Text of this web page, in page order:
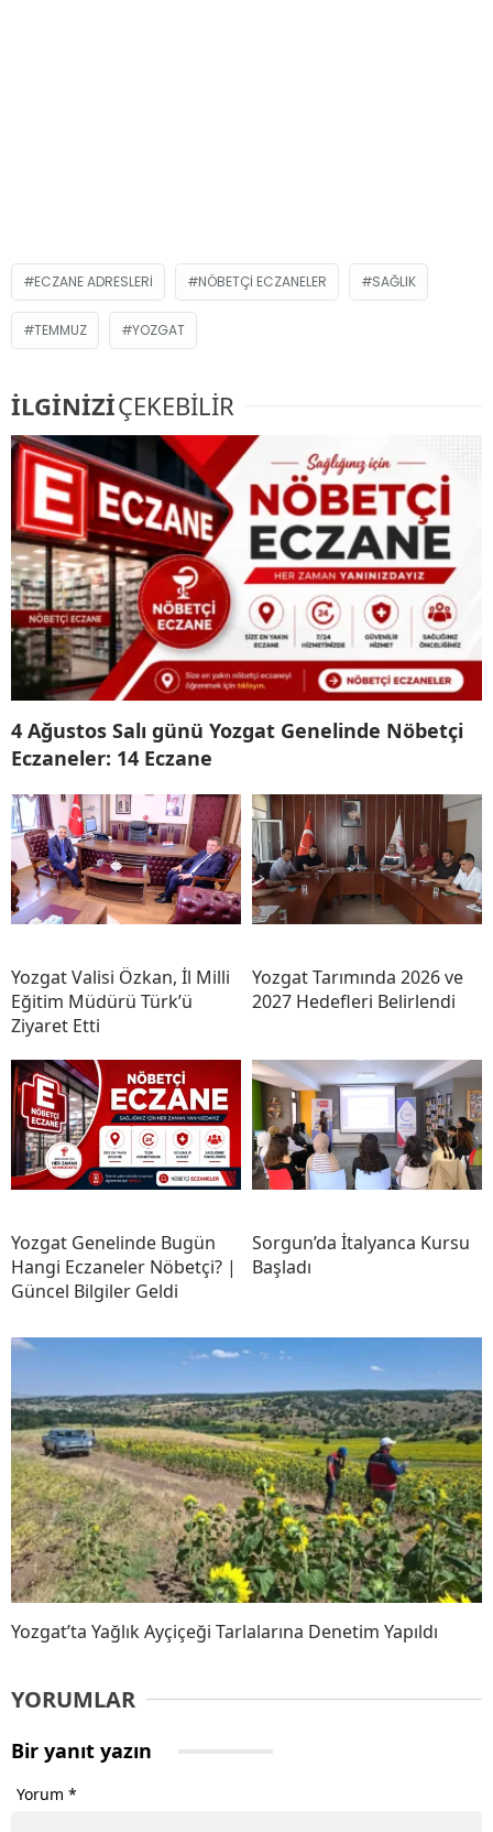
ECZANE ADRESLERI NÖBETÇI ECZANELER SAĞLIK
TEMMUZ YOZGAT
İLGİNİZİÇEKEBİLİR
4 Ağustos Salı günü Yozgat Genelinde Nöbetçi
Eczaneler: 14 Eczane
Yozgat Valisi Özkan, İl Milli
Eğitim Müdürü Türk’ü
Ziyaret Etti
Yozgat Tarımında 2026 ve
2027 Hedefleri Belirlendi
Yozgat Genelinde Bugün
Hangi Eczaneler Nöbetçi? |
Güncel Bilgiler Geldi
Sorgun’da İtalyanca Kursu
Başladı
Yozgat’ta Yağlık Ayçiçeği Tarlalarına Denetim Yapıldı
YORUMLAR
Bir yanıt yazın
Yorum *